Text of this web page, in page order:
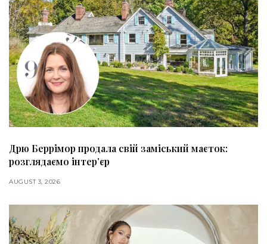
Дрю Беррімор продала свій заміський маєток:
розглядаємо інтер’єр
AUGUST 3, 2026